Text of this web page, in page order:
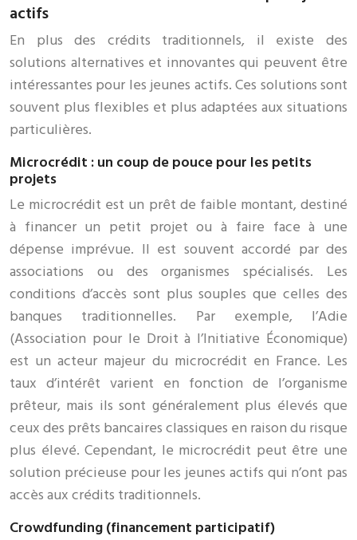
actifs
En plus des crédits traditionnels, il existe des
solutions alternatives et innovantes qui peuvent être
intéressantes pour les jeunes actifs. Ces solutions sont
souvent plus flexibles et plus adaptées aux situations
particulières.
Microcrédit : un coup de pouce pour les petits
projets
Le microcrédit est un prêt de faible montant, destiné
à financer un petit projet ou à faire face à une
dépense imprévue. Il est souvent accordé par des
associations ou des organismes spécialisés. Les
conditions d’accès sont plus souples que celles des
banques traditionnelles. Par exemple, l’Adie
(Association pour le Droit à l’Initiative Économique)
est un acteur majeur du microcrédit en France. Les
taux d’intérêt varient en fonction de l’organisme
prêteur, mais ils sont généralement plus élevés que
ceux des prêts bancaires classiques en raison du risque
plus élevé. Cependant, le microcrédit peut être une
solution précieuse pour les jeunes actifs qui n’ont pas
accès aux crédits traditionnels.
Crowdfunding (financement participatif)